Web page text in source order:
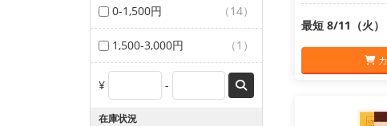
0-1,500円 （14）
1,500-3,000円 （1）
¥ -
在庫状況
最短 8/11（火）